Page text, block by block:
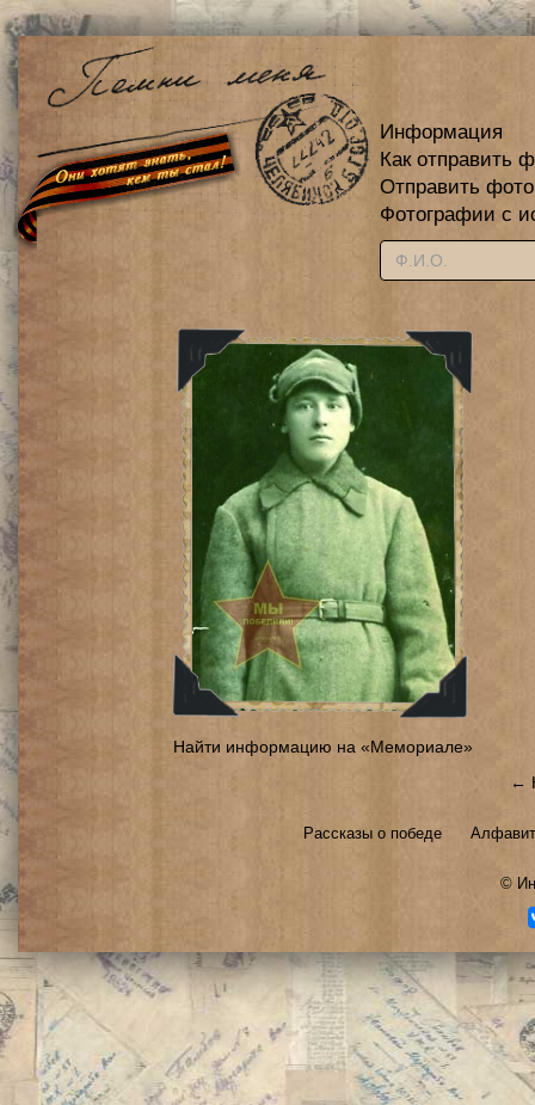
Информация
Как отправить
Отправить
Фотографии с
Найти информацию на «Мемориале»
←
Рассказы о победе
©